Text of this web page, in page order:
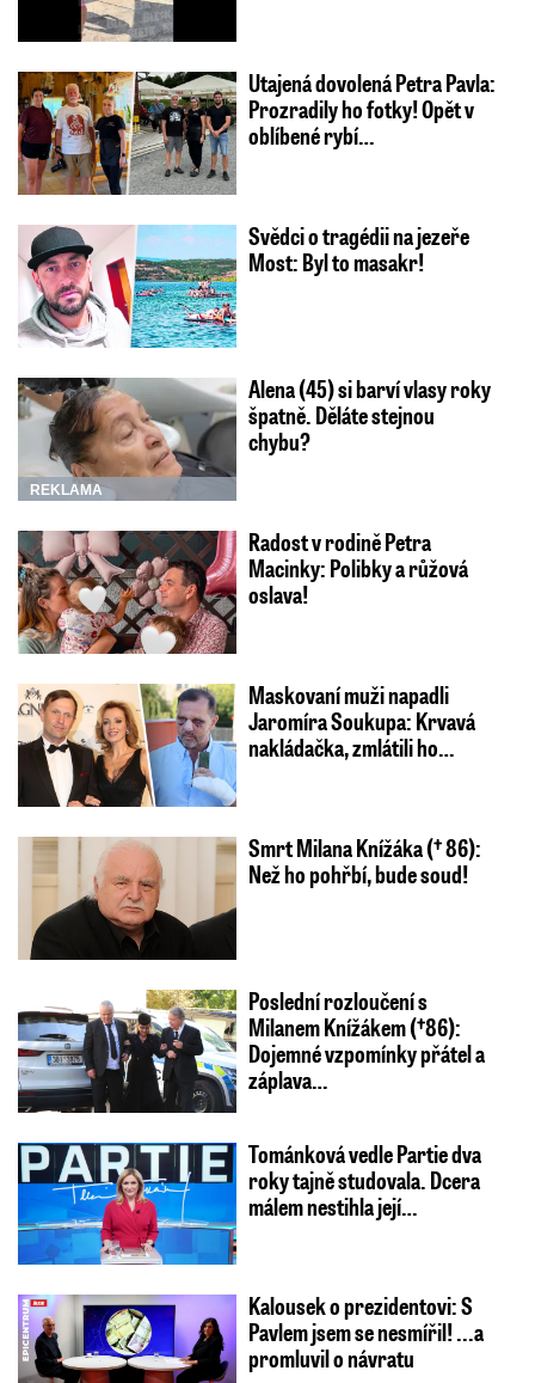
Utajená dovolená Petra Pavla:
Prozradily ho fotky! Opět v
oblíbené rybí…
Svědci o tragédii na jezeře
Most: Byl to masakr!
REKLAMA
Alena (45) si barví vlasy roky
špatně. Děláte stejnou
chybu?
Radost v rodině Petra
Macinky: Polibky a růžová
oslava!
Maskovaní muži napadli
Jaromíra Soukupa: Krvavá
nakládačka, zmlátili ho…
Smrt Milana Knížáka († 86):
Než ho pohřbí, bude soud!
Poslední rozloučení s
Milanem Knížákem (†86):
Dojemné vzpomínky přátel a
záplava…
Tománková vedle Partie dva
roky tajně studovala. Dcera
málem nestihla její…
Kalousek o prezidentovi: S
Pavlem jsem se nesmířil! ...a
promluvil o návratu